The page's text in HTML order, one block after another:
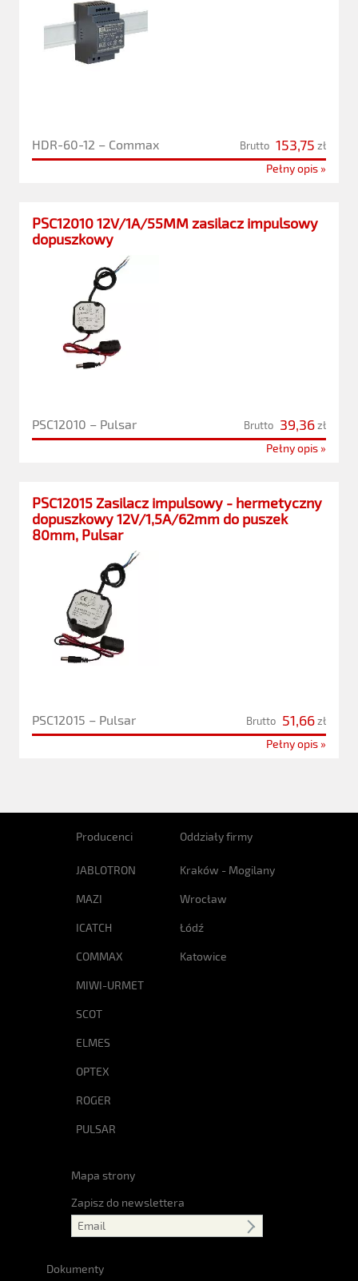
HDR-60-12 – Commax zł
153,75
Brutto
Pełny opis »
PSC12010 12V/1A/55MM zasilacz impulsowy
dopuszkowy
PSC12010 – Pulsar zł
39,36
Brutto
Pełny opis »
PSC12015 Zasilacz impulsowy - hermetyczny
dopuszkowy 12V/1,5A/62mm do puszek
80mm, Pulsar
PSC12015 – Pulsar zł
51,66
Brutto
Pełny opis »
Producenci
JABLOTRON
MAZI
ICATCH
COMMAX
MIWI-URMET
SCOT
ELMES
OPTEX
ROGER
PULSAR
Oddziały firmy
Kraków - Mogilany
Wrocław
Łódź
Katowice
Mapa strony
Zapisz do newslettera
Dokumenty